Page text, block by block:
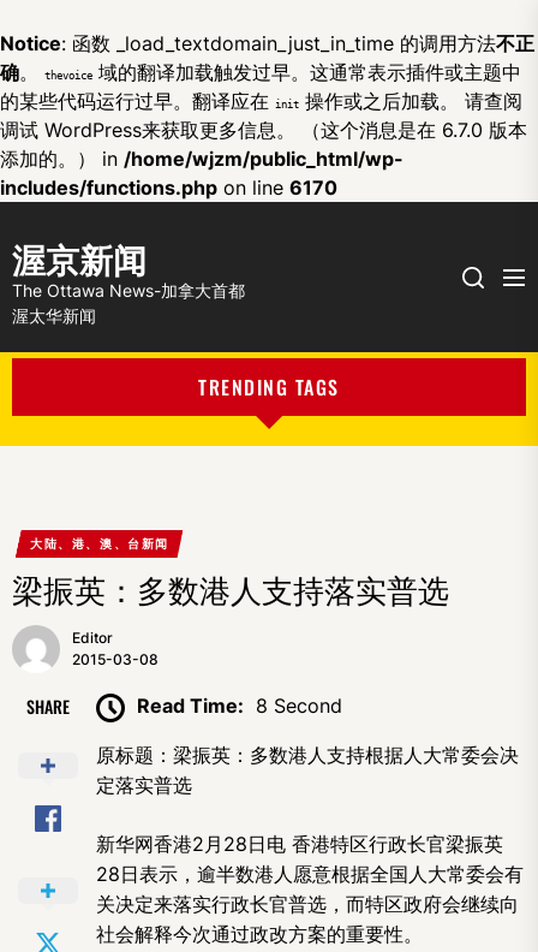
Notice: 函数 _load_textdomain_just_in_time 的调用方法不正
确。 thevoice 域的翻译加载触发过早。这通常表示插件或主题中
的某些代码运行过早。翻译应在
init 操作或之后加载。 请查阅
调试 WordPress来获取更多信息。 （这个消息是在 6.7.0 版本
添加的。） in /home/wjzm/public_html/wp-
includes/functions.php on line 6170
渥京新闻
The Ottawa News-加拿大首都
渥太华新闻
Search
TRENDING TAGS
大陆、港、澳、台新闻
梁振英：多数港人支持落实普选
Editor
2015-03-08
SHARE Read Time: 8 Second
原标题：梁振英：多数港人支持根据人大常委会决
定落实普选
新华网香港2月28日电 香港特区行政长官梁振英
28日表示，逾半数港人愿意根据全国人大常委会有
关决定来落实行政长官普选，而特区政府会继续向
社会解释今次通过政改方案的重要性。